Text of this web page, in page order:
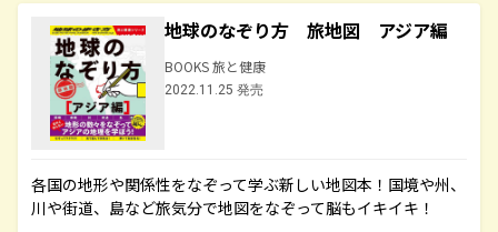
地球のなぞり方 旅地図 アジア編
BOOKS 旅と健康
2022.11.25 発売
各国の地形や関係性をなぞって学ぶ新しい地図本！国境や州、
川や街道、島など旅気分で地図をなぞって脳もイキイキ！